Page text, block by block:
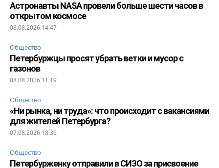
Астронавты NASA провели больше шести часов в
открытом космосе
08.08.2026 14:47
Общество
Петербуржцы просят убрать ветки и мусор с
газонов
08.08.2026 11:19
Общество
«Ни рынка, ни труда»: что происходит с вакансиями
для жителей Петербурга?
07.08.2026 18:36
Общество
Петербурженку отправили в СИЗО за присвоение